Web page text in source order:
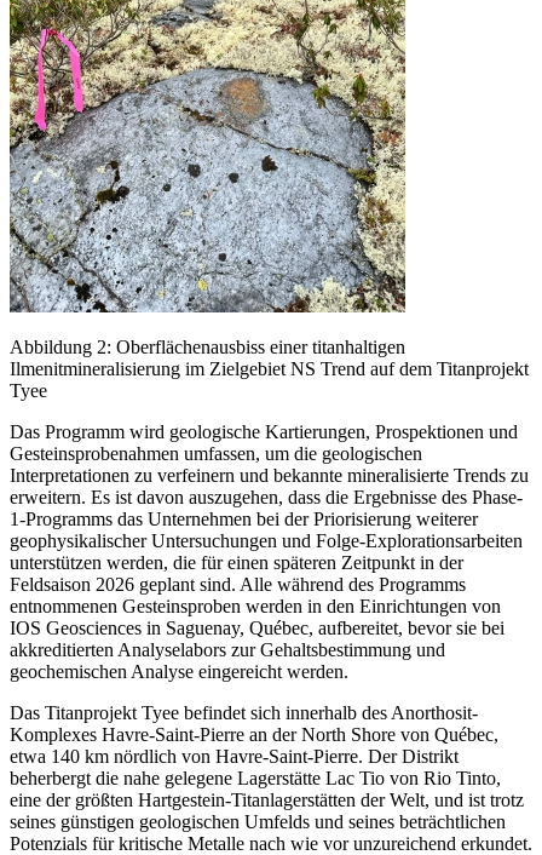
Abbildung 2: Oberflächenausbiss einer titanhaltigen
Ilmenitmineralisierung im Zielgebiet NS Trend auf dem Titanprojekt
Tyee
Das Programm wird geologische Kartierungen, Prospektionen und
Gesteinsprobenahmen umfassen, um die geologischen
Interpretationen zu verfeinern und bekannte mineralisierte Trends zu
erweitern. Es ist davon auszugehen, dass die Ergebnisse des Phase-
1-Programms das Unternehmen bei der Priorisierung weiterer
geophysikalischer Untersuchungen und Folge-Explorationsarbeiten
unterstützen werden, die für einen späteren Zeitpunkt in der
Feldsaison 2026 geplant sind. Alle während des Programms
entnommenen Gesteinsproben werden in den Einrichtungen von
IOS Geosciences in Saguenay, Québec, aufbereitet, bevor sie bei
akkreditierten Analyselabors zur Gehaltsbestimmung und
geochemischen Analyse eingereicht werden.
Das Titanprojekt Tyee befindet sich innerhalb des Anorthosit-
Komplexes Havre-Saint-Pierre an der North Shore von Québec,
etwa 140 km nördlich von Havre-Saint-Pierre. Der Distrikt
beherbergt die nahe gelegene Lagerstätte Lac Tio von Rio Tinto,
eine der größten Hartgestein-Titanlagerstätten der Welt, und ist trotz
seines günstigen geologischen Umfelds und seines beträchtlichen
Potenzials für kritische Metalle nach wie vor unzureichend erkundet.